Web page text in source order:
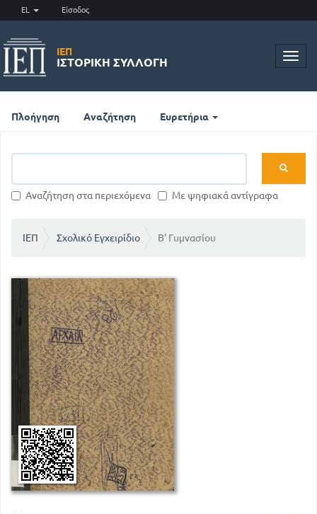
EL Είσοδος
ΙΕΠ
ΙΣΤΟΡΙΚΉ ΣΥΛΛΟΓΉ
Πλοήγηση Αναζήτηση Ευρετήρια
Αναζήτηση στα περιεχόμενα Με ψηφιακά αντίγραφα
ΙΕΠ Σχολικό Εγχειρίδιο Β' Γυμνασίου